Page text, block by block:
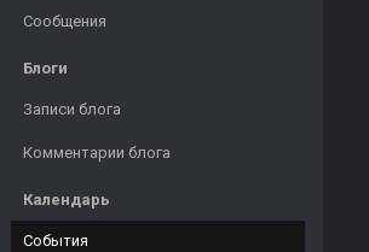
Сообщения
Блоги
Записи блога
Комментарии блога
Календарь
События